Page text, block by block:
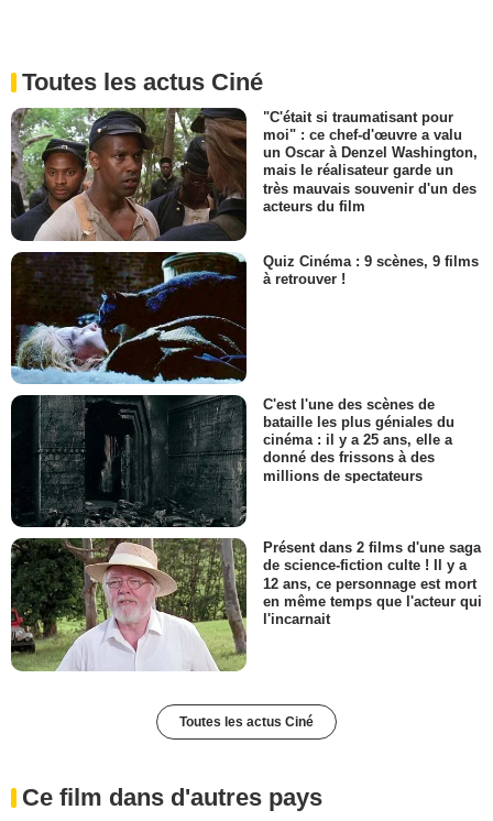
Toutes les actus Ciné
"C'était si traumatisant pour
moi" : ce chef-d'œuvre a valu
un Oscar à Denzel Washington,
mais le réalisateur garde un
très mauvais souvenir d'un des
acteurs du film
Quiz Cinéma : 9 scènes, 9 films
à retrouver !
C'est l'une des scènes de
bataille les plus géniales du
cinéma : il y a 25 ans, elle a
donné des frissons à des
millions de spectateurs
Présent dans 2 films d'une saga
de science-fiction culte ! Il y a
12 ans, ce personnage est mort
en même temps que l'acteur qui
l'incarnait
Toutes les actus Ciné
Ce film dans d'autres pays